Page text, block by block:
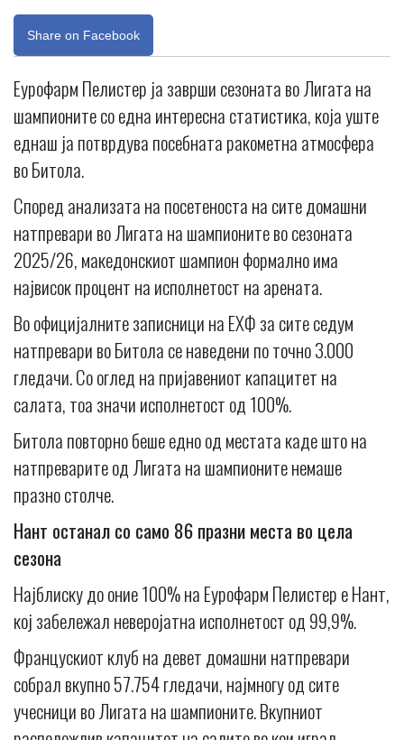
Share on Facebook
Еурофарм Пелистер ја заврши сезоната во Лигата на
шампионите со една интересна статистика, која уште
еднаш ја потврдува посебната ракометна атмосфера
во Битола.
Според анализата на посетеноста на сите домашни
натпревари во Лигата на шампионите во сезоната
2025/26, македонскиот шампион формално има
највисок процент на исполнетост на арената.
Во официјалните записници на ЕХФ за сите седум
натпревари во Битола се наведени по точно 3.000
гледачи. Со оглед на пријавениот капацитет на
салата, тоа значи исполнетост од 100%.
Битола повторно беше едно од местата каде што на
натпреварите од Лигата на шампионите немаше
празно столче.
Нант останал со само 86 празни места во цела
сезона
Најблиску до oние 100% на Еурофарм Пелистер е Нант,
кој забележал неверојатна исполнетост од 99,9%.
Францускиот клуб на девет домашни натпревари
собрал вкупно 57.754 гледачи, најмногу од сите
учесници во Лигата на шампионите. Вкупниот